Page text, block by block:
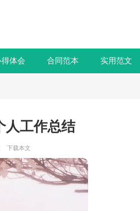
体会 合同范本 实用范文
人工作总结
下载本文